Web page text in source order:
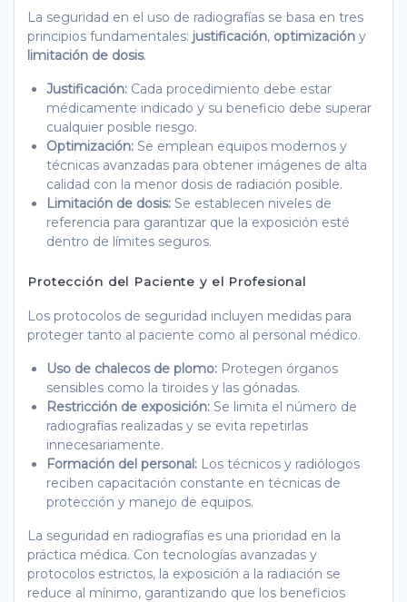
La seguridad en el uso de radiografías se basa en tres
principios fundamentales: justificación, optimización y
limitación de dosis.
Justificación: Cada procedimiento debe estar
médicamente indicado y su beneficio debe superar
cualquier posible riesgo.
Optimización: Se emplean equipos modernos y
técnicas avanzadas para obtener imágenes de alta
calidad con la menor dosis de radiación posible.
Limitación de dosis: Se establecen niveles de
referencia para garantizar que la exposición esté
dentro de límites seguros.
Protección del Paciente y el Profesional
Los protocolos de seguridad incluyen medidas para
proteger tanto al paciente como al personal médico.
Uso de chalecos de plomo: Protegen órganos
sensibles como la tiroides y las gónadas.
Restricción de exposición: Se limita el número de
radiografías realizadas y se evita repetirlas
innecesariamente.
Formación del personal: Los técnicos y radiólogos
reciben capacitación constante en técnicas de
protección y manejo de equipos.
La seguridad en radiografías es una prioridad en la
práctica médica. Con tecnologías avanzadas y
protocolos estrictos, la exposición a la radiación se
reduce al mínimo, garantizando que los beneficios